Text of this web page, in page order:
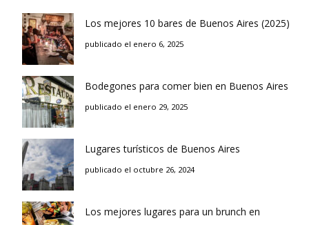
Los mejores 10 bares de Buenos Aires (2025)
publicado el enero 6, 2025
Bodegones para comer bien en Buenos Aires
publicado el enero 29, 2025
Lugares turísticos de Buenos Aires
publicado el octubre 26, 2024
Los mejores lugares para un brunch en